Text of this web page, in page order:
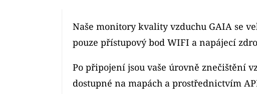
Naše monitory kvality vzduchu GAIA se
pouze přístupový bod WIFI a napájecí
Po připojení jsou vaše úrovně znečištění
dostupné na mapách a prostřednictvím